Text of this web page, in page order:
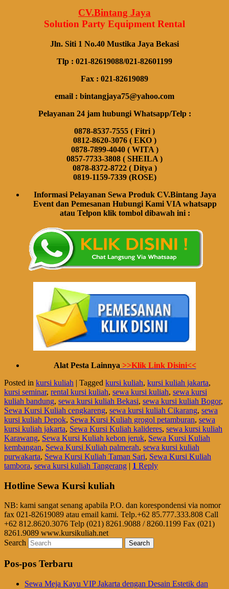
CV.Bintang Jaya
Solution Party Equipment Rental
Jln. Siti 1 No.40 Mustika Jaya Bekasi
Tlp : 021-82619088/021-82601199
Fax : 021-82619089
email : bintangjaya75@yahoo.com
Pelayanan 24 jam hubungi Whatsapp/Telp :
0878-8537-7555 ( Fitri )
0812-8620-3076 ( EKO )
0878-7899-4040 ( WITA )
0857-7733-3808 ( SHEILA )
0878-8372-8722 ( Ditya )
0819-1159-7339 (ROSE)
Informasi Pelayanan Sewa Produk CV.Bintang Jaya
Event dan Pemesanan Hubungi Kami VIA whatsapp
atau Telpon klik tombol dibawah ini :
Alat Pesta Lainnya >>Klik Link Disini<<
Posted in kursi kuliah | Tagged kursi kuliah, kursi kuliah jakarta,
kursi seminar, rental kursi kuliah, sewa kursi kuliah, sewa kursi
kuliah bandung, sewa kursi kuliah Bekasi, sewa kursi kuliah Bogor,
Sewa Kursi Kuliah cengkareng, sewa kursi kuliah Cikarang, sewa
kursi kuliah Depok, Sewa Kursi Kuliah grogol petamburan, sewa
kursi kuliah jakarta, Sewa Kursi Kuliah kalideres, sewa kursi kuliah
Karawang, Sewa Kursi Kuliah kebon jeruk, Sewa Kursi Kuliah
kembangan, Sewa Kursi Kuliah palmerah, sewa kursi kuliah
purwakarta, Sewa Kursi Kuliah Taman Sari, Sewa Kursi Kuliah
tambora, sewa kursi kuliah Tangerang | 1 Reply
Hotline Sewa Kursi kuliah
NB: kami sangat senang apabila P.O. dan korespondensi via nomor
fax 021-82619089 atau email kami. Telp.+62 85.777.333.808 Call
+62 812.8620.3076 Telp (021) 8261.9088 / 8260.1199 Fax (021)
8261.9089 www.kursikuliah.net
Search
Pos-pos Terbaru
Sewa Meja Kayu VIP Jakarta dengan Desain Estetik dan